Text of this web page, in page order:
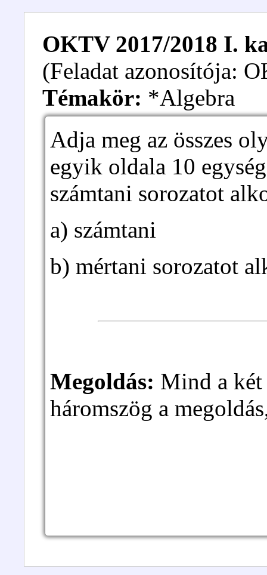
OKTV 2017/2018 I.
(Feladat azonosítója:
Témakör: *Algebra
Adja meg az összes
egyik oldala 10
számtani sorozatot
a) számtani
b) mértani sorozatot
Megoldás: Mind a két
háromszög a